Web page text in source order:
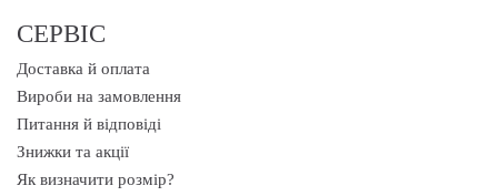
СЕРВІС
Доставка й оплата
Вироби на замовлення
Питання й відповіді
Знижки та акції
Як визначити розмір?